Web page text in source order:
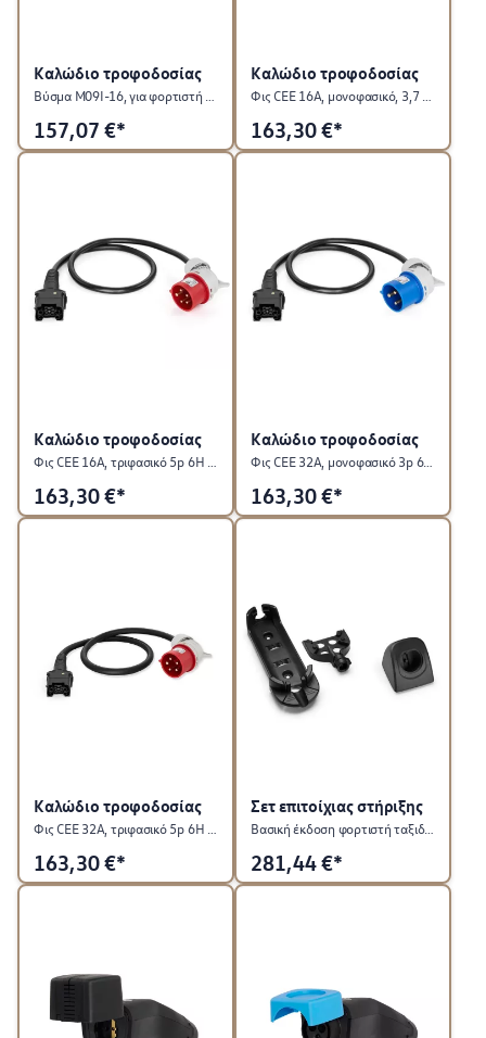
Καλώδιο τροφοδοσίας
157,07 €*
Καλώδιο τροφοδοσίας
163,30€*
Καλώδιο τροφοδοσίας
Φις CEE 16A, τριφασικό 5p 6H / 11kW, γωνιακό, για φορητό φορτιστή ταξιδίου ID. Charger Travel
163,30€*
Καλώδιο τροφοδοσίας
Φις CEE 32A, μονοφασικό 3p 6H / 7,2kW, γωνιακό, για φορητό φορτιστή ταξιδίου ID. Charger Travel
163,30€*
Καλώδιο τροφοδοσίας
163,30€*
Σετ επιτοίχιας στήριξης
Βασική έκδοση φορτιστή ταξιδίου ID. Charger Travel
281,44€*